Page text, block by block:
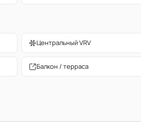
Центральный VRV
Балкон / терраса